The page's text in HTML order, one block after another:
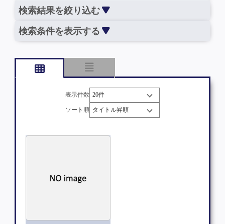
検索結果を絞り込む
検索条件を表示する
表示件数
ソート順